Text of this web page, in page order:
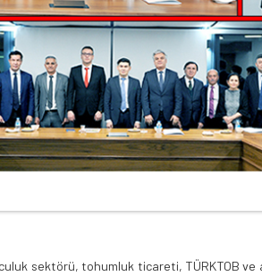
sektörü, tohumluk ticareti, TÜRKTOB